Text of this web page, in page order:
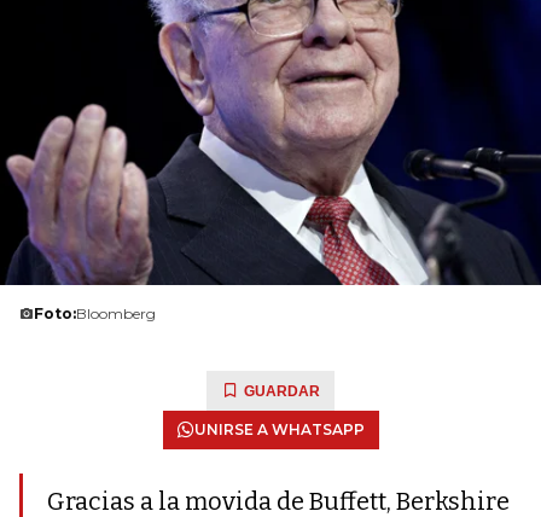
Foto:Bloomberg
GUARDAR
UNIRSE A WHATSAPP
Gracias a la movida de Buffett, Berkshire